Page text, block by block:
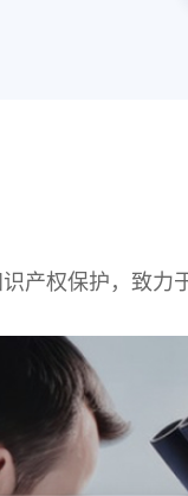
产权保护，致力